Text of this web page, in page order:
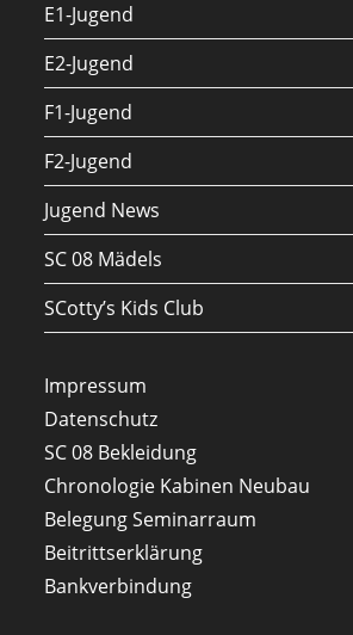
E1-Jugend
E2-Jugend
F1-Jugend
F2-Jugend
Jugend News
SC 08 Mädels
SCotty’s Kids Club
Impressum
Datenschutz
SC 08 Bekleidung
Chronologie Kabinen Neubau
Belegung Seminarraum
Beitrittserklärung
Bankverbindung